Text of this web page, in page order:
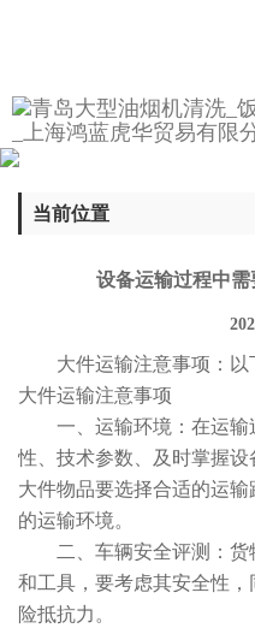
当前位置
设备运输过程中
大件运输注意事项：
大件运输注意事项
一、运输环境：在运
性、技术参数、及时掌握
大件物品要选择合适的运
的运输环境。
二、车辆安全评测：
和工具，要考虑其安全性
险抵抗力。